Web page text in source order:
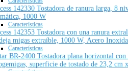
142330 Tostadora de ranura larga, 8
1000 W
Características
142353 Tostadora con una ranura
migas extraíble, 1000 W, Acero
Características
BR-2400 Tostadora plana horizontal
superficie de tostado de 23,2 cm